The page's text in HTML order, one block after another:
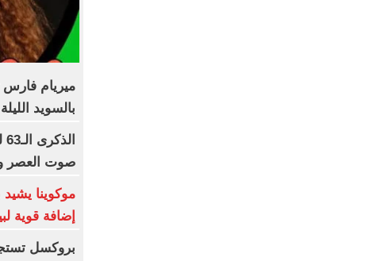
ميريام
بالسويد الليلة
صوت العصر
موكوينا
إضافة قوية
بروكسل